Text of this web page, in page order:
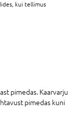
kui tellimus
pimedas. Kaarvarju
pimedas kuni